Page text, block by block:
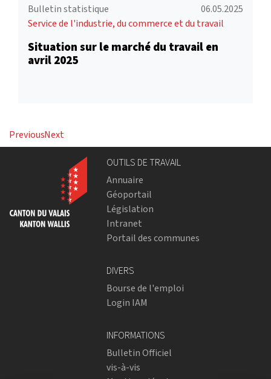
Bulletin statistique
06.05.2025
Service de l'industrie, du commerce et du travail
Situation sur le marché du travail en
avril 2025
PreviousNext
OUTILS DE TRAVAIL
Annuaire
Géoportail
Législation
Intranet
Portail des communes
DIVERS
Bourse de l'emploi
Login IAM
INFORMATIONS
Bulletin Officiel
vis-à-vis